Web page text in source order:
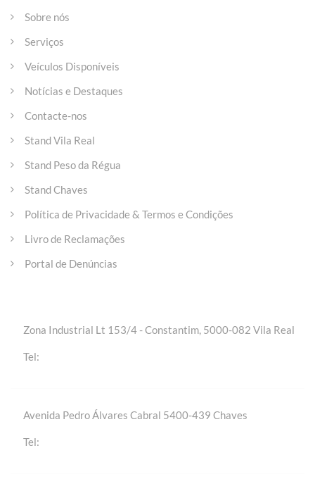
Sobre nós
Serviços
Veículos Disponíveis
Notícias e Destaques
Contacte-nos
Stand Vila Real
Stand Peso da Régua
Stand Chaves
Política de Privacidade & Termos e Condições
Livro de Reclamações
Portal de Denúncias
Zona Industrial Lt 153/4 - Constantim, 5000-082 Vila Real
Tel:
Avenida Pedro Álvares Cabral 5400-439 Chaves
Tel: